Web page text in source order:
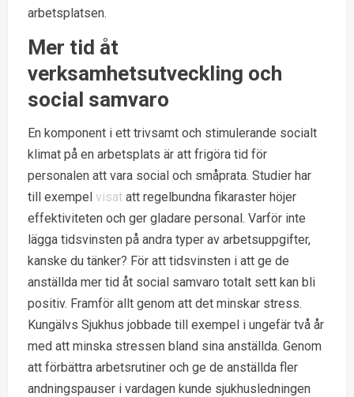
arbetsplatsen.
Mer tid åt
verksamhetsutveckling och
social samvaro
En komponent i ett trivsamt och stimulerande socialt
klimat på en arbetsplats är att frigöra tid för
personalen att vara social och småprata. Studier har
till exempel visatatt regelbundna fikaraster höjer
effektiviteten och ger gladare personal. Varför inte
lägga tidsvinsten på andra typer av arbetsuppgifter,
kanske du tänker? För att tidsvinsten i att ge de
anställda mer tid åt social samvaro totalt sett kan bli
positiv. Framför allt genom att det minskar stress.
Kungälvs Sjukhus jobbade till exempel i ungefär två år
med att minska stressen bland sina anställda. Genom
att förbättra arbetsrutiner och ge de anställda fler
andningspauser i vardagen kunde sjukhusledningen